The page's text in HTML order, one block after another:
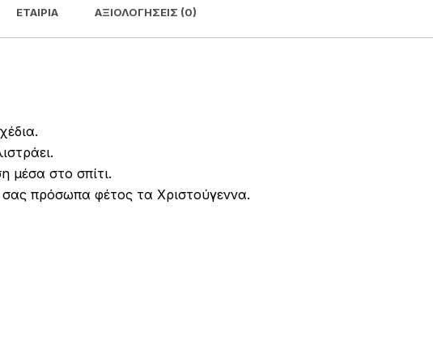
ΕΤΑΙΡΊΑ ΑΞΙΟΛΟΓΉΣΕΙΣ (0)
μέσα στο σπίτι.
πρόσωπα φέτος τα Χριστούγεννα.